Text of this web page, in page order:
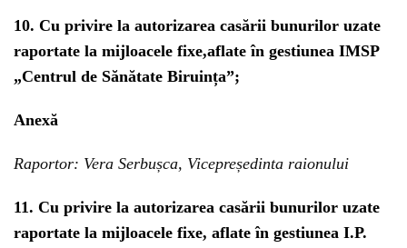
10. Cu privire la autorizarea casării bunurilor uzate
raportate la mijloacele fixe,aflate în gestiunea IMSP
„Centrul de Sănătate Biruința”;
Anexă
Raportor: Vera Serbușca, Vicepreședinta raionului
11. Cu privire la autorizarea casării bunurilor uzate
raportate la mijloacele fixe, aflate în gestiunea I.P.